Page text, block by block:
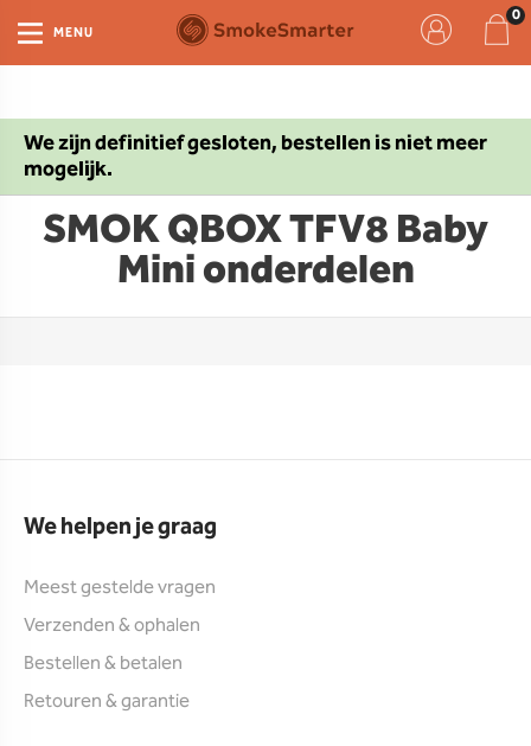
We zijn definitief gesloten, bestellen is niet meer
mogelijk.
MENU
SMOK QBOX TFV8 Baby
Mini onderdelen
We helpen je graag
Meest gestelde vragen
Verzenden & ophalen
Bestellen & betalen
Retouren & garantie